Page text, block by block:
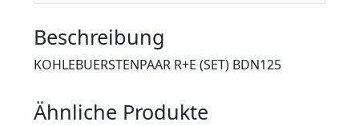
Beschreibung
KOHLEBUERSTENPAAR R+E (SET) BDN125
Ähnliche Produkte